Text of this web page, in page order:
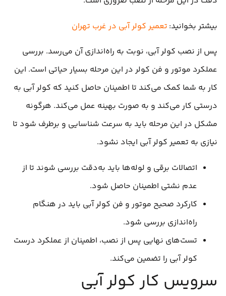
بیشتر بخوانید: تعمیر کولر آبی در غرب تهران
پس از نصب کولر آبی، نوبت به راه‌اندازی آن می‌رسد. بررسی
عملکرد موتور و فن کولر در این مرحله بسیار حیاتی است. این
کار به شما کمک می‌کند تا اطمینان حاصل کنید که کولر آبی به
درستی کار می‌کند و به صورت بهینه عمل می‌کند. هرگونه
مشکل در این مرحله باید به سرعت شناسایی و برطرف شود تا
نیازی به تعمیر کولر آبی ایجاد نشود.
اتصالات برقی و لوله‌ها باید به‌دقت بررسی شوند تا از
عدم نشتی اطمینان حاصل شود.
کارکرد صحیح موتور و فن کولر آبی باید در هنگام
راه‌اندازی بررسی شود.
تست‌های نهایی پس از نصب، اطمینان از عملکرد درست
کولر آبی را تضمین می‌کند.
سرویس کار کولر آبی